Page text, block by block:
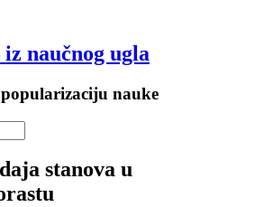
naučnog ugla
nauke
stanova u